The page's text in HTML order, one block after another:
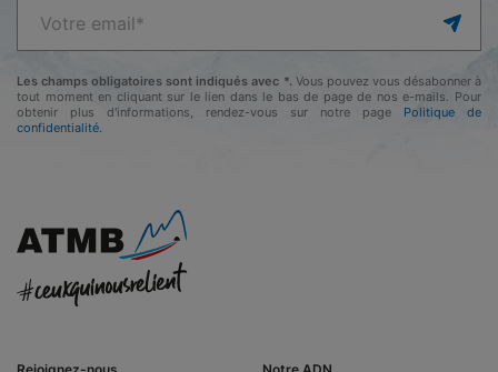
Les champs obligatoires sont indiqués avec *. Vous pouvez vous désabonner à
tout moment en cliquant sur le lien dans le bas de page de nos e-mails. Pour
obtenir plus d'informations, rendez-vous sur notre page Politique de
confidentialité.